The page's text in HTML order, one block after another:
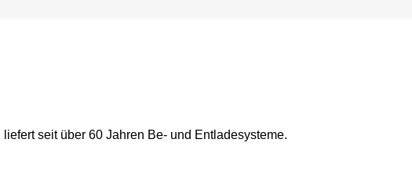
seit über 60 Jahren Be- und Entladesysteme.